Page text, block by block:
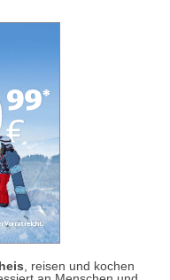
, reisen und kochen